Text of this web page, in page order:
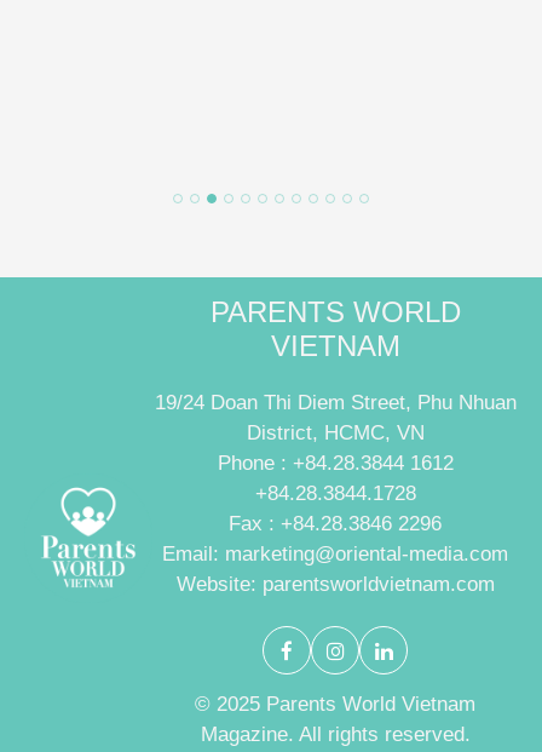
PARENTS WORLD
VIETNAM
19/24 Doan Thi Diem Street, Phu Nhuan
District, HCMC, VN
Phone : +84.28.3844 1612
+84.28.3844.1728
Fax : +84.28.3846 2296
Email: marketing@oriental-media.com
Website: parentsworldvietnam.com
© 2025 Parents World Vietnam
Magazine. All rights reserved.